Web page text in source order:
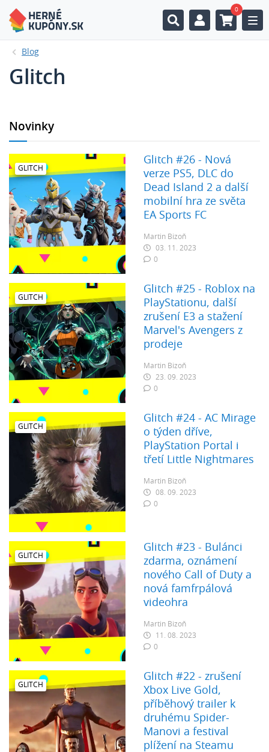
0
Blog
Glitch
Novinky
GLITCH
Glitch #26 - Nová
verze PS5, DLC do
Dead Island 2 a další
mobilní hra ze světa
EA Sports FC
Martin Bizoň
03. 11. 2023
0
GLITCH
Glitch #25 - Roblox na
PlayStationu, další
zrušení E3 a stažení
Marvel's Avengers z
prodeje
Martin Bizoň
23. 09. 2023
0
GLITCH
Glitch #24 - AC Mirage
o týden dříve,
PlayStation Portal i
třetí Little Nightmares
Martin Bizoň
08. 09. 2023
0
GLITCH
Glitch #23 - Bulánci
zdarma, oznámení
nového Call of Duty a
nová famfrpálová
videohra
Martin Bizoň
11. 08. 2023
0
GLITCH
Glitch #22 - zrušení
Xbox Live Gold,
příběhový trailer k
druhému Spider-
Manovi a festival
plížení na Steamu